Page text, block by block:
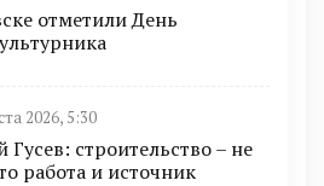
отметили День
2026, 5:30
строительство – не
работа и источник